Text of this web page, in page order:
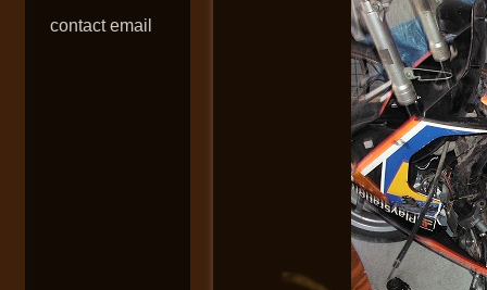
contact email